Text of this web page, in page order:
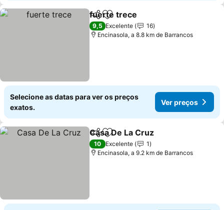
PartilharAdicionar aos favoritos
fuerte trece
9,5 Excelente
16
Encinasola, a 8.8 km de Barrancos
Selecione as datas para ver os preços
exatos.
Ver preços
PartilharAdicionar aos favoritos
Casa De La Cruz
10 Excelente
1
Encinasola, a 9.2 km de Barrancos